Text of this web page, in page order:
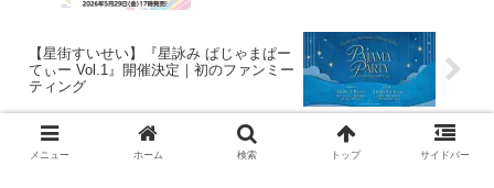
【星街すいせい】『星詠み ぱじゃまぱー
てぃー Vol.1』開催決定｜初のファンミー
ティング
メニュー ホーム 検索 トップ サイドバー